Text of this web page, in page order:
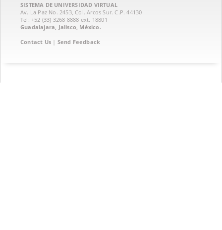
SISTEMA DE UNIVERSIDAD VIRTUAL
Av. La Paz No. 2453, Col. Arcos Sur. C.P. 44130
Tel: +52 (33) 3268 8888‏ ext. 18801
Guadalajara, Jalisco, México.
Contact Us | Send Feedback